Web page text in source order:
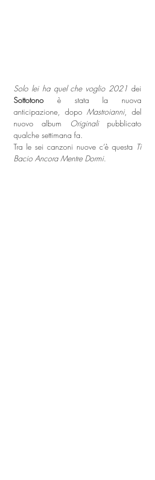
Solo lei ha quel che voglio 2021
Sottotono è stata la nuova
anticipazione, dopo Mastroianni, del
nuovo album
Originali pubblicato
qualche settimana fa.
Tra le sei canzoni nuove c’è questa Ti
Bacio Ancora Mentre Dormi.